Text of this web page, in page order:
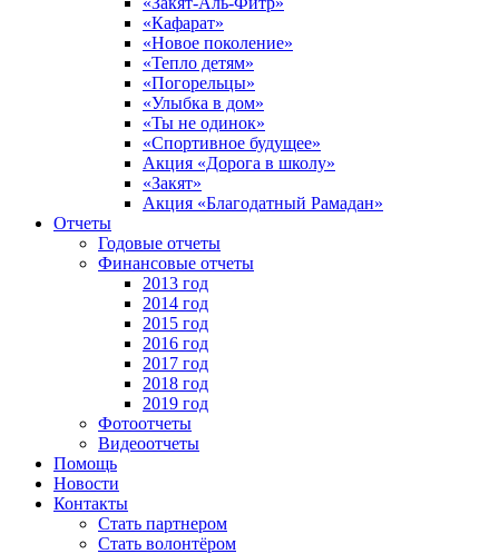
«Кафарат»
«Новое поколение»
«Тепло детям»
«Погорельцы»
«Улыбка в дом»
«Ты не одинок»
«Спортивное будущее»
Акция «Дорога в школу»
«Закят»
Акция «Благодатный Рамадан»
Отчеты
Годовые отчеты
Финансовые отчеты
2013 год
2014 год
2015 год
2016 год
2017 год
2018 год
2019 год
Фотоотчеты
Видеоотчеты
Помощь
Новости
Контакты
Стать партнером
Стать волонтёром